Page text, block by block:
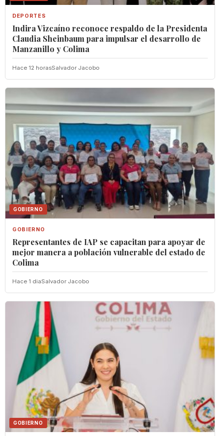
DEPORTES
Indira Vizcaíno reconoce respaldo de la Presidenta
Claudia Sheinbaum para impulsar el desarrollo de
Manzanillo y Colima
Hace 12 horasSalvador Jacobo
GOBIERNO
GOBIERNO
Representantes de IAP se capacitan para apoyar de
mejor manera a población vulnerable del estado de
Colima
Hace 1 diaSalvador Jacobo
GOBIERNO